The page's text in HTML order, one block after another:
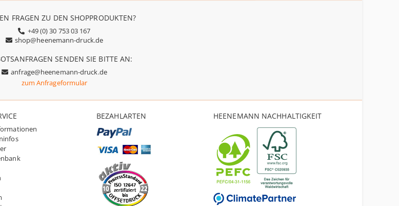
FRAGEN ZU DEN SHOPPRODUKTEN?
+49 (0) 30 753 03 167
shop@heenemann-druck.de
SENDEN SIE BITTE AN:
anfrage@heenemann-druck.de
zum Anfrageformular
BEZAHLARTEN HEENEMANN NACHHALTIGKEIT